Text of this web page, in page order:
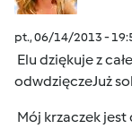
pt., 06/14/2013 -
Elu dziękuje z
odwdzięczeJuż
Mój krzaczek jest